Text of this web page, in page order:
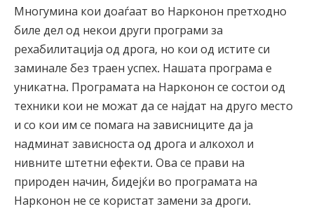
Многумина кои доаѓаат во Нарконон претходно
биле дел од некои други програми за
рехабилитација од дрога, но кои од истите си
заминале без траен успех. Нашата програма е
уникатна. Програмата на Нарконон се состои од
техники кои не можат да се најдат на друго место
и со кои им се помага на зависниците да ја
надминат зависноста од дрога и алкохол и
нивните штетни ефекти. Ова се прави на
природен начин, бидејќи во програмата на
Нарконон не се ко­ристат замени за дроги.